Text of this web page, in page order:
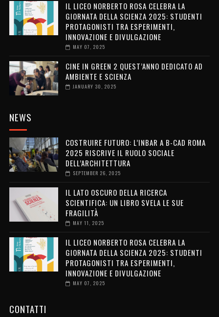
IL LICEO NORBERTO ROSA CELEBRA LA
GIORNATA DELLA SCIENZA 2025: STUDENTI
PROTAGONISTI TRA ESPERIMENTI,
INNOVAZIONE E DIVULGAZIONE
MAY 07, 2025
CINE IN GREEN 2 QUEST’ANNO DEDICATO AD
AMBIENTE E SCIENZA
JANUARY 30, 2025
NEWS
COSTRUIRE FUTURO: L’INBAR A B-CAD ROMA
2025 RISCRIVE IL RUOLO SOCIALE
DELL’ARCHITETTURA
SEPTEMBER 26, 2025
IL LATO OSCURO DELLA RICERCA
SCIENTIFICA: UN LIBRO SVELA LE SUE
FRAGILITÀ
MAY 11, 2025
IL LICEO NORBERTO ROSA CELEBRA LA
GIORNATA DELLA SCIENZA 2025: STUDENTI
PROTAGONISTI TRA ESPERIMENTI,
INNOVAZIONE E DIVULGAZIONE
MAY 07, 2025
CONTATTI